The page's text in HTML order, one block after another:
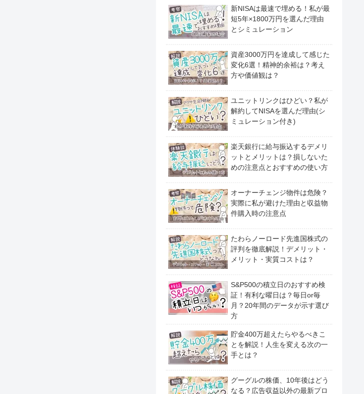
新NISAは最速で埋める！私が最
短5年×1800万円を選んだ理由
とシミュレーション
資産3000万円を達成して感じた
変化6選！精神的余裕は？考え
方や価値観は？
ユニットリンクはひどい？私が
解約してNISAを選んだ理由(シ
ミュレーション付き)
楽天銀行に給与振込するデメリ
ットとメリットは？損しないた
めの注意点とおすすめの使い方
オーナーチェンジ物件は危険？
実際に私が避けた理由と収益物
件購入時の注意点
たわらノーロード先進国株式の
評判を徹底解説！デメリット・
メリット・実質コストは？
S&P500の積立日のおすすめ検
証！有利な曜日は？毎日or毎
月？20年間のデータが示す選び
方
貯金400万超えたらやるべきこ
とを解説！人生を変える次の一
手とは？
グーグルの株価、10年後はどう
なる？広告収益以外の最新プロ